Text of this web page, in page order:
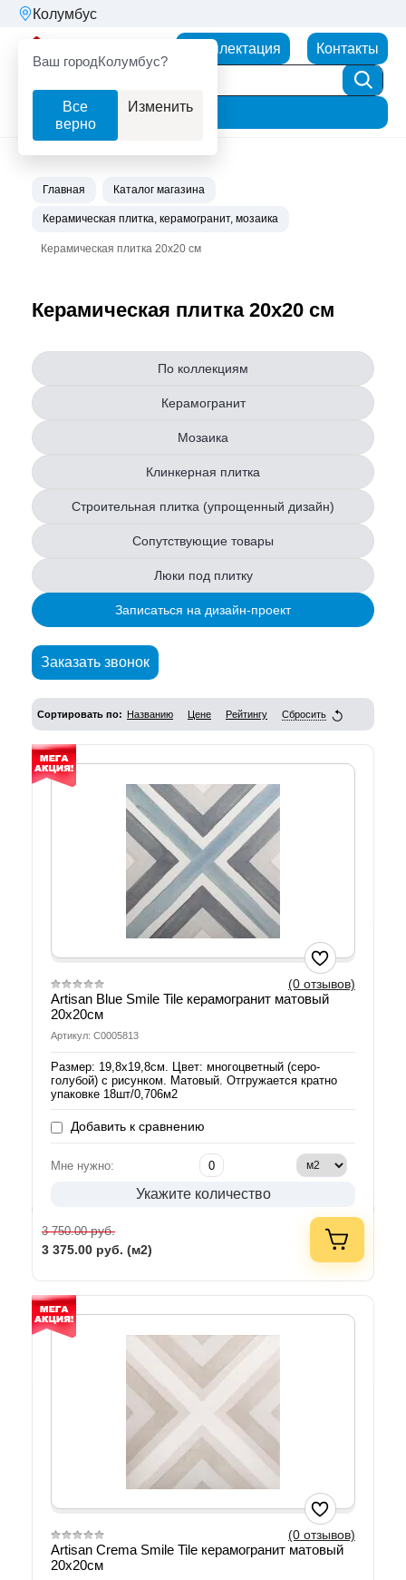
Колумбус
Ваш городКолумбус?
Все
верно
Изменить
Комплектация Контакты
Фильтр
Главная Каталог магазина
Керамическая плитка, керамогранит, мозаика
Керамическая плитка 20х20 см
Керамическая плитка 20х20 см
По коллекциям
Керамогранит
Мозаика
Клинкерная плитка
Строительная плитка (упрощенный дизайн)
Сопутствующие товары
Люки под плитку
Записаться на дизайн-проект
Заказать звонок
Сортировать по: Названию Цене Рейтингу Сбросить
(0 отзывов)
Artisan Blue Smile Tile керамогранит матовый
20х20см
Артикул: С0005813
Размер: 19,8х19,8см. Цвет: многоцветный (серо-
голубой) с рисунком. Матовый. Отгружается кратно
упаковке 18шт/0,706м2
Добавить к сравнению
Мне нужно:
Укажите количество
3 750.00руб.
3 375.00 руб. (м2)
(0 отзывов)
Artisan Crema Smile Tile керамогранит матовый
20х20см